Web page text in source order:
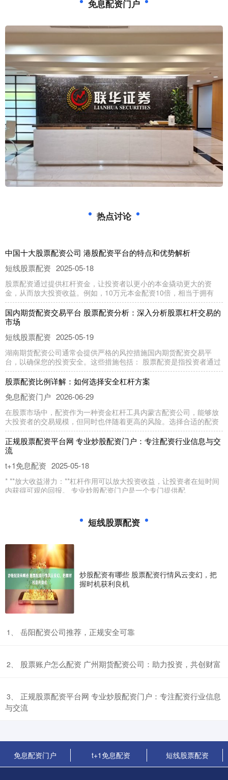
免息配资门户
热点讨论
中国十大股票配资公司 港股配资平台的特点和优势解析
短线股票配资 2025-05-18
股票配资通过提供杠杆资金，让投资者以更小的本金撬动更大的资
金，从而放大投资收益。例如，10万元本金配资10倍，相当于拥有
国内期货配资交易平台 股票配资分析：深入分析股票杠杆交易的
市场
短线股票配资 2025-05-19
湖南期货配资公司通常会提供严格的风控措施国内期货配资交易平
台，以确保您的投资安全。这些措施包括： 股票配资是指投资者通过
股票配资比例详解：如何选择安全杠杆方案
免息配资门户 2026-06-29
在股票市场中，配资作为一种资金杠杆工具内蒙古配资公司，能够放
大投资者的交易规模，但同时也伴随着更高的风险。选择合适的配资
正规股票配资平台网 专业炒股配资门户：专注配资行业信息与交
流
t+1免息配资 2025-05-18
* **放大收益潜力：**杠杆作用可以放大投资收益，让投资者在短时间
内获得可观的回报。 专业炒股配资门户是一个专门提供配
2025-06-15
网，但也伴随更高的风险。投资者在参与期货配资股票之前，需要充
股票场内配资 寻找安全的股票配资平台，保障您的投资
t+1免息配资 2025-11-19
在股票市场中股票场内配资，配资可以放大收益，但同时也会增加风
险。因此，选择一个安全的股票配资平台至关重要，以保障您的投资
北京正规的股票配资 潜山县股票配资：专业平台，安全可靠，助
力投资
对于有志于投资股票的投资者来说，股票配资是一个不可忽视的工
白银股票配资：杠杆策略与风险把控
年来，白银股票配资成为投资者放大收益的重要工具，通过杠杆机制
短线股票配资
炒股配资有哪些 股票配资行情风云变幻，把
握时机获利良机
1、 ​岳阳配资公司推荐，正规安全可靠
2、 ​股票账户怎么配资 广州期货配资公司：助力投资，共创财富
3、
​正规股票配资平台网 专业炒股配资门户：专注配资行业信息
与交流
免息配资门户 t+1免息配资 短线股票配资